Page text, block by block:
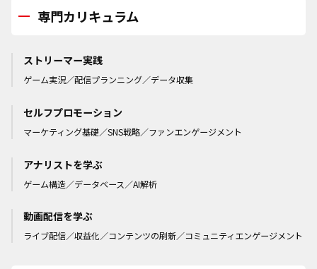
専門カリキュラム
ストリーマー実践
ゲーム実況／配信プランニング／データ収集
セルフプロモーション
マーケティング基礎／SNS戦略／ファンエンゲージメント
アナリストを学ぶ
ゲーム構造／データベース／AI解析
動画配信を学ぶ
ライブ配信／収益化／コンテンツの刷新／コミュニティエンゲージメント